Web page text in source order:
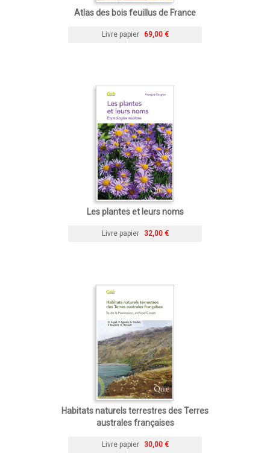
Atlas des bois feuillus de France
Livre papier 69,00 €
Les plantes et leurs noms
Livre papier 32,00 €
Habitats naturels terrestres des Terres
australes françaises
Livre papier 30,00 €